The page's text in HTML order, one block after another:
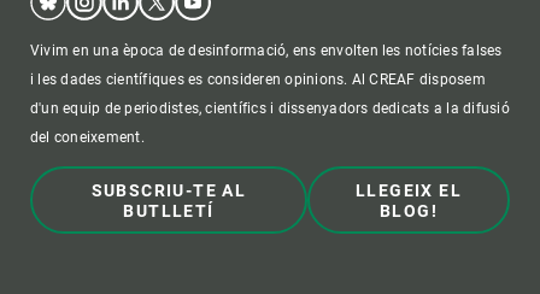
Vivim en una època de desinformació, ens envolten les notícies falses
i les dades científiques es consideren opinions. Al CREAF disposem
d'un equip de periodistes, científics i dissenyadors dedicats a la difusió
del coneixement.
SUBSCRIU-TE AL
BUTLLETÍ
LLEGEIX EL
BLOG!